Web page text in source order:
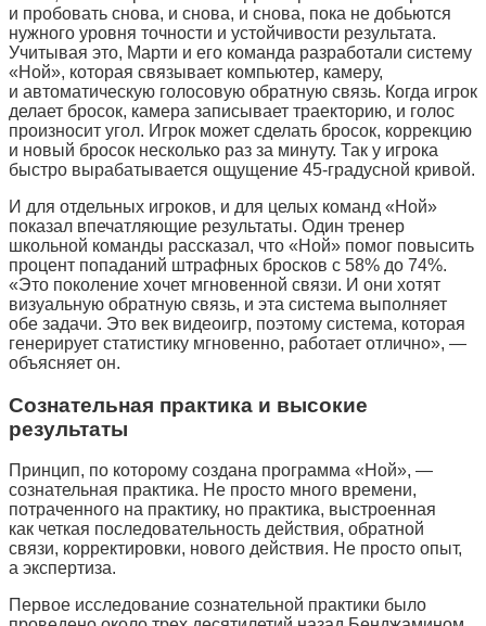
и пробовать снова, и снова, и снова, пока не добьются
нужного уровня точности и устойчивости результата.
Учитывая это, Марти и его команда разработали систему
«Ной», которая связывает компьютер, камеру,
и автоматическую голосовую обратную связь. Когда игрок
делает бросок, камера записывает траекторию, и голос
произносит угол. Игрок может сделать бросок, коррекцию
и новый бросок несколько раз за минуту. Так у игрока
быстро вырабатывается ощущение 45-градусной кривой.
И для отдельных игроков, и для целых команд «Ной»
показал впечатляющие результаты. Один тренер
школьной команды рассказал, что «Ной» помог повысить
процент попаданий штрафных бросков с 58% до 74%.
«Это поколение хочет мгновенной связи. И они хотят
визуальную обратную связь, и эта система выполняет
обе задачи. Это век видеоигр, поэтому система, которая
генерирует статистику мгновенно, работает отлично», —
объясняет он.
Сознательная практика и высокие
результаты
Принцип, по которому создана программа «Ной», —
сознательная практика. Не просто много времени,
потраченного на практику, но практика, выстроенная
как четкая последовательность действия, обратной
связи, корректировки, нового действия. Не просто опыт,
а экспертиза.
Первое исследование сознательной практики было